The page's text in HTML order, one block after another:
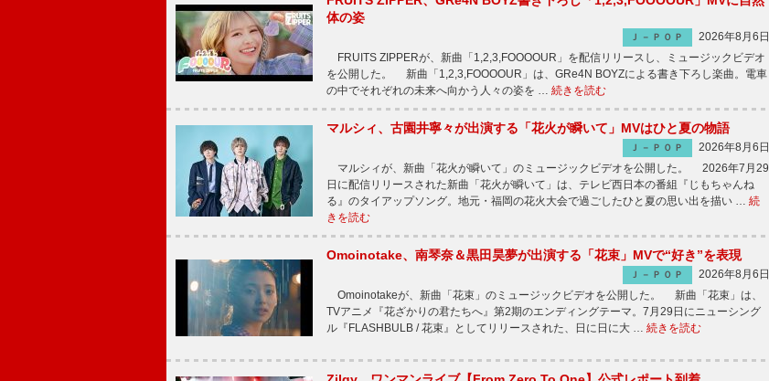
体の姿
Ｊ－ＰＯＰ
2026年8月6日
FRUITS ZIPPERが、新曲「1,2,3,FOOOOUR」を配信リリースし、ミュージックビデオ
を公開した。 新曲「1,2,3,FOOOOUR」は、GRe4N BOYZによる書き下ろし楽曲。電車
の中でそれぞれの未来へ向かう人々の姿を … 続きを読む
マルシィ、古園井寧々が出演する「花火が瞬いて」MVはひと夏の物語
Ｊ－ＰＯＰ
2026年8月6日
マルシィが、新曲「花火が瞬いて」のミュージックビデオを公開した。 2026年7月29
日に配信リリースされた新曲「花火が瞬いて」は、テレビ西日本の番組『じもちゃんね
る』のタイアップソング。地元・福岡の花火大会で過ごしたひと夏の思い出を描い … 続
きを読む
Omoinotake、南琴奈＆黒田昊夢が出演する「花束」MVで“好き”を表現
Ｊ－ＰＯＰ
2026年8月6日
Omoinotakeが、新曲「花束」のミュージックビデオを公開した。 新曲「花束」は、
TVアニメ『花ざかりの君たちへ』第2期のエンディングテーマ。7月29日にニューシング
ル『FLASHBULB / 花束』としてリリースされた、日に日に大 … 続きを読む